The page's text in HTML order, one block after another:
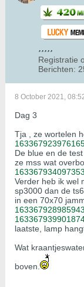
Registratie
Berichten:
8 October 2021,
Dag 3
Tja , ze wortelen
De blue en de
ze mss wat
Verder heb ik wel
sp3000 dan de
in een 70x70
laatste, lamp
Wat
boven.